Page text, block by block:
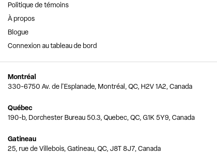
Politique de témoins
À propos
Blogue
Connexion au tableau de bord
Montréal
330-6750 Av. de l'Esplanade, Montréal, QC, H2V 1A2, Canada
Québec
190-b, Dorchester Bureau 50.3, Quebec, QC, G1K 5Y9, Canada
Gatineau
25, rue de Villebois, Gatineau, QC, J8T 8J7, Canada